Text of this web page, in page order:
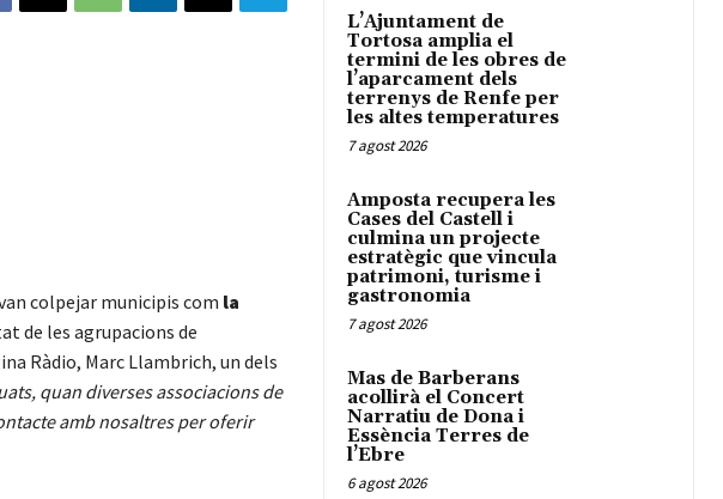
colpejar municipis com la
de les agrupacions de
Ràdio, Marc Llambrich, un dels
quan diverses associacions de
amb nosaltres per oferir
L’Ajuntament de
Tortosa amplia el
termini de les obres de
l’aparcament dels
terrenys de Renfe per
les altes temperatures
7 agost 2026
Amposta recupera les
Cases del Castell i
culmina un projecte
estratègic que vincula
patrimoni, turisme i
gastronomia
7 agost 2026
Mas de Barberans
acollirà el Concert
Narratiu de Dona i
Essència Terres de
l’Ebre
6 agost 2026